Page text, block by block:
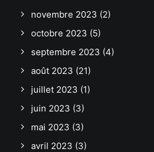
novembre 2023 (2)
octobre 2023 (5)
septembre 2023 (4)
août 2023 (21)
juillet 2023 (1)
juin 2023 (3)
mai 2023 (3)
avril 2023 (3)